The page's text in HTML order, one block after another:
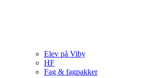
Elev på Viby
HF
Fag & fagpakker